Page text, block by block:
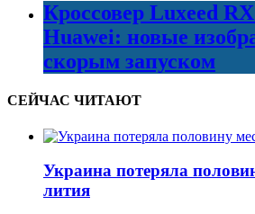
Кроссовер Luxeed
Huawei: новые
скорым запуском
СЕЙЧАС ЧИТАЮТ
Украина потеряла
лития